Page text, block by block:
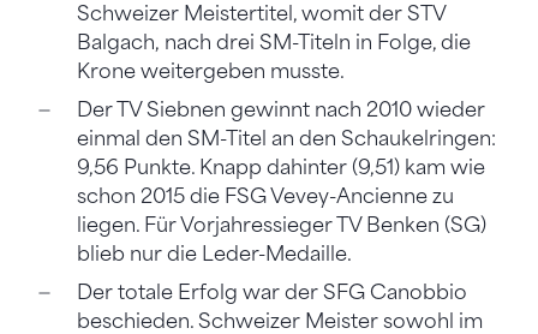
Schweizer Meistertitel, womit der STV
Balgach, nach drei SM-Titeln in Folge, die
Krone weitergeben musste.
Der TV Siebnen gewinnt nach 2010 wieder
einmal den SM-Titel an den Schaukelringen:
9,56 Punkte. Knapp dahinter (9,51) kam wie
schon 2015 die FSG Vevey-Ancienne zu
liegen. Für Vorjahressieger TV Benken (SG)
blieb nur die Leder-Medaille.
Der totale Erfolg war der SFG Canobbio
beschieden. Schweizer Meister sowohl im